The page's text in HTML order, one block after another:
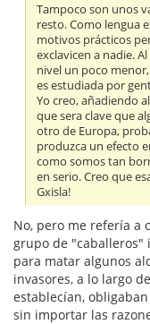
Tampoco son unos
resto. Como lengua
motivos prácticos
exclavicen a nadie.
nivel un poco
es estudiada por
Yo creo, añadiendo
que sera clave que
otro de Europa,
produzca un efecto
como somos tan
en serio. Creo que
Gxisla!
No, pero me refería a
grupo de "caballeros"
para matar algunos
invasores, a lo largo
establecían,
sin importar las